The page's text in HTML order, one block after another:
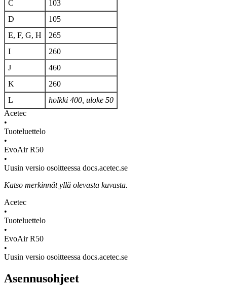
C
103
D
105
E, F, G, H
265
I
260
J
460
K
260
L
holkki 400, uloke 50
Acetec
•
Tuoteluettelo
•
EvoAir R50
•
Uusin versio osoitteessa docs.acetec.se
Katso merkinnät yllä olevasta kuvasta.
Acetec
•
Tuoteluettelo
•
EvoAir R50
•
Uusin versio osoitteessa docs.acetec.se
Asennusohjeet